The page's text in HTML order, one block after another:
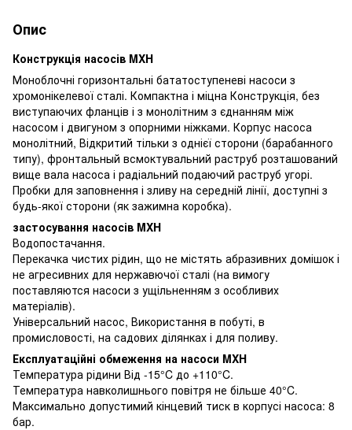
Опис
Конструкція насосів MXH
Моноблочні горизонтальні бататоступеневі насоси з
хромонікелевої сталі. Компактна і міцна Конструкція, без
виступаючих фланців і з монолітним з єднанням між
насосом і двигуном з опорними ніжками. Корпус насоса
монолітний, Відкритий тільки з однієї сторони (барабанного
типу), фронтальный всмоктувальний раструб розташований
вище вала насоса і радіальний подаючий раструб угорі.
Пробки для заповнення і зливу на середній лінії, доступні з
будь-якої сторони (як зажимна коробка).
застосування насосів MXH
Водопостачання.
Перекачка чистих рідин, що не містять абразивних домішок і
не агресивних для нержавючої сталі (на вимогу
поставляются насоси з ущільненням з особливих
матеріалів).
Універсальний насос, Використання в побуті, в
промисловості, на садових ділянках і для поливу.
Експлуатаційні обмеження на насоси MXH
Температура рідини Від -15°C до +110°C.
Температура навколишнього повітря не більше 40°C.
Максимально допустимий кінцевий тиск в корпусі насоса: 8
бар.